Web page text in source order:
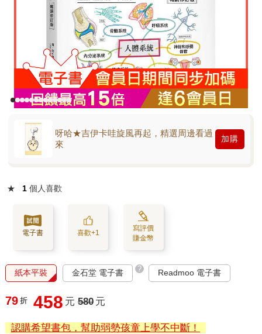
呀哈★吉伊卡哇旋風再起，精選周邊看過
來
加購
★ 1 個人喜歡
電子書 喜歡+1
寫評價
賺金幣
紙本平裝 金石堂 電子書 ? Readmoo 電子書
79 折 458 元 580 元
認購希望書包，幫助弱勢孩童上學不中斷！